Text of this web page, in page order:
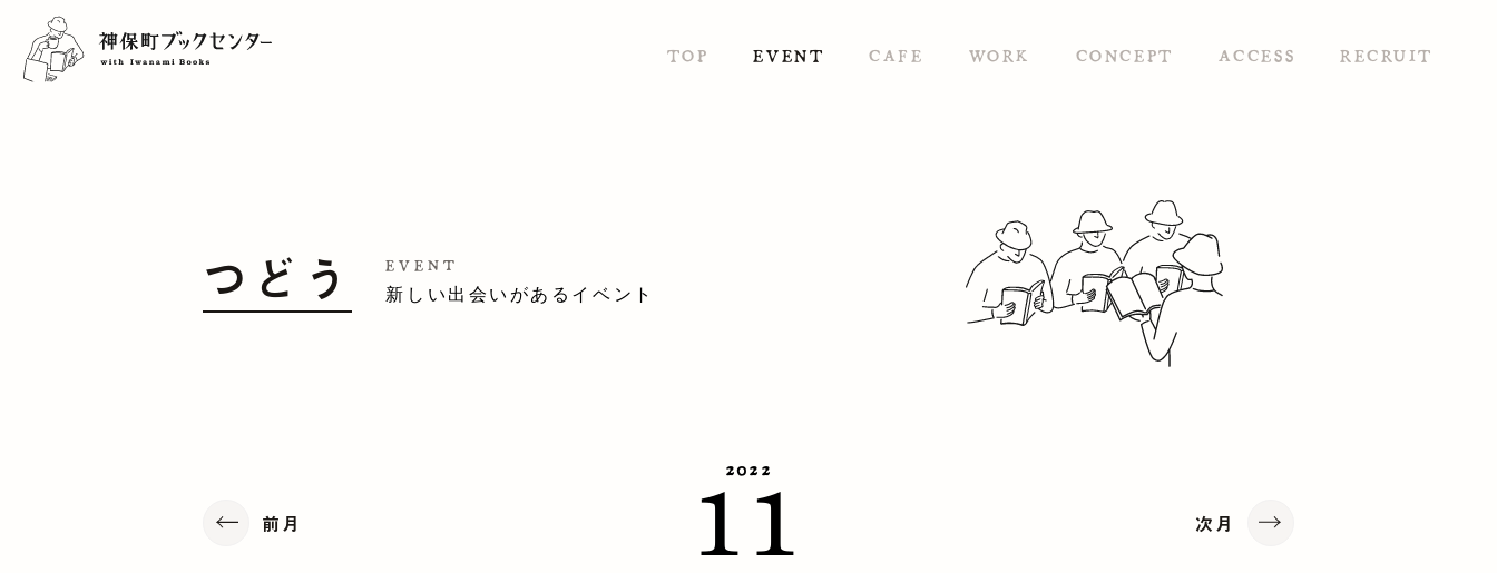
TOP EVENT CAFE WORK CONCEPT ACCESS RECRUIT
つどう EVENT
新しい出会いがあるイベント
前月
2022
11 次月